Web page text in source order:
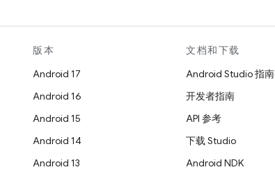
版本
Android 17
Android 16
Android 15
Android 14
Android 13
文档和下载
Android Studio 指南
开发者指南
API 参考
下载 Studio
Android NDK